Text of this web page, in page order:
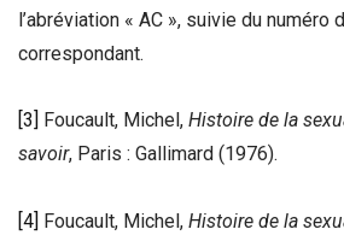
l’abréviation « AC », suivie du numéro
correspondant.
[3] Foucault, Michel, Histoire de la
savoir, Paris : Gallimard (1976).
[4] Foucault, Michel, Histoire de la